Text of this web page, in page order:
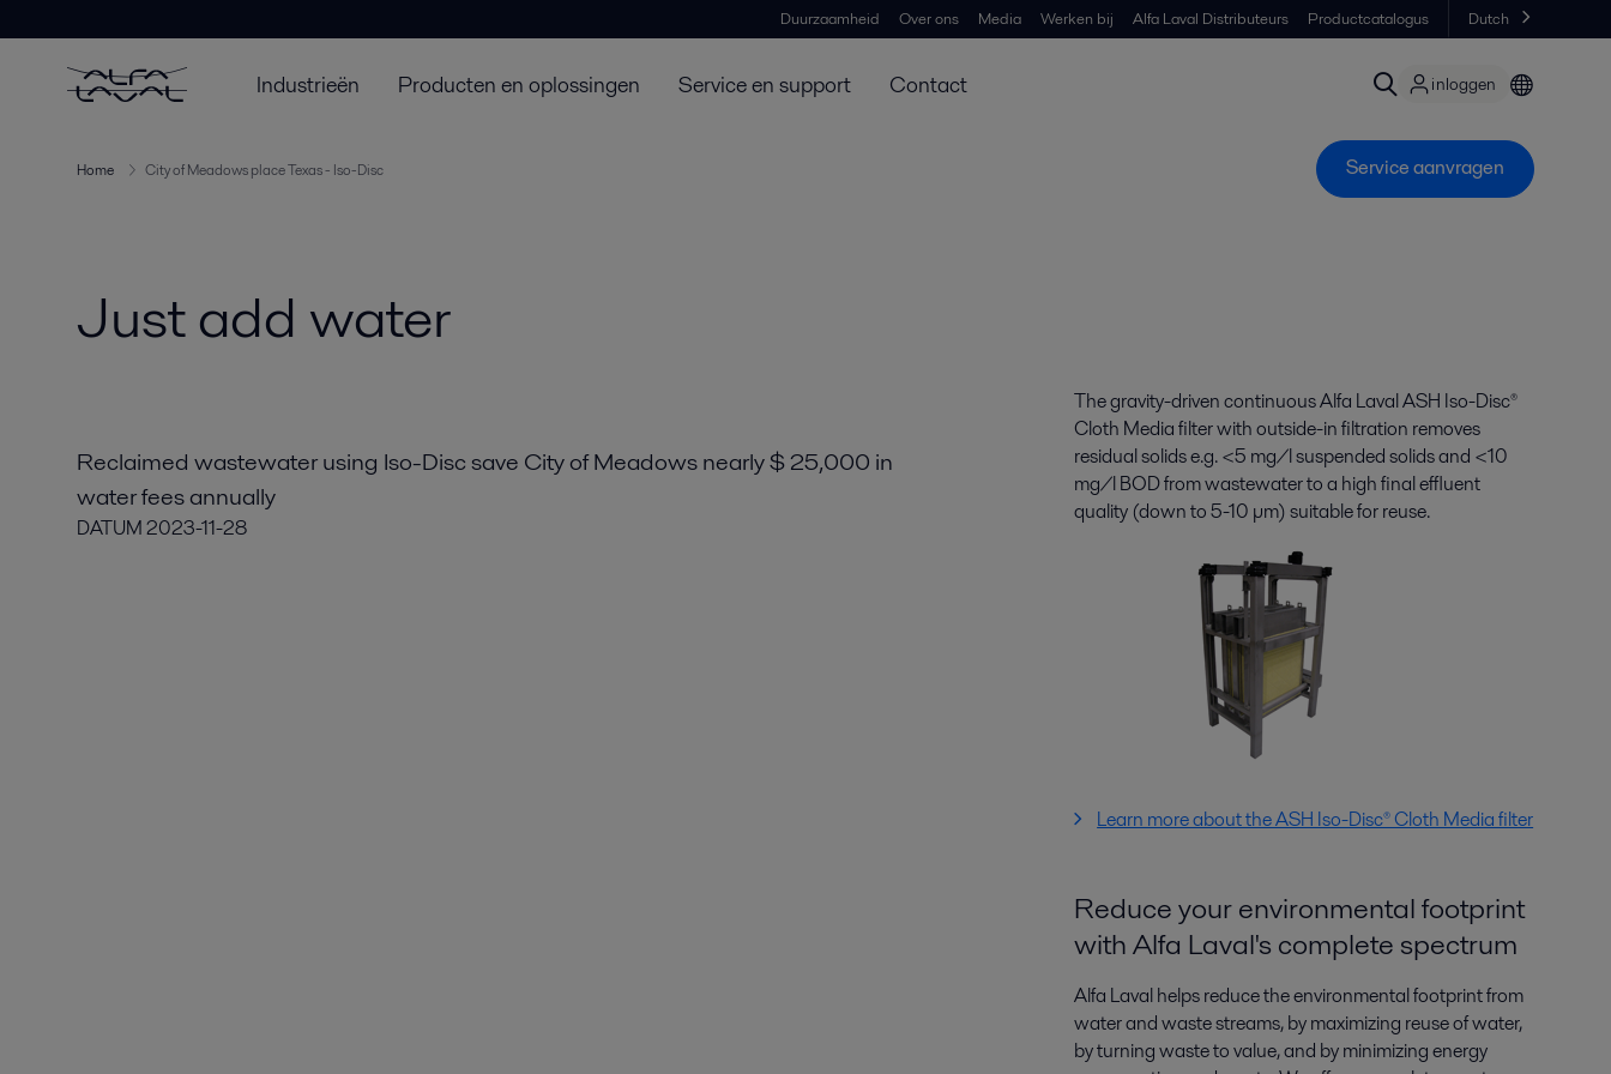
Duurzaamheid Over ons Media Werken bij Alfa Laval Distributeurs Productcatalogus Dutch
Industrieën Producten en oplossingen Service en support Contact inloggen
Home City of Meadows place Texas - Iso-Disc Service aanvragen
Just add water
Reclaimed wastewater using Iso-Disc save City of Meadows nearly $ 25,000 in
water fees annually
DATUM2023-11-28
The gravity-driven continuous Alfa Laval ASH Iso-Disc®
Cloth Media filter with outside-in filtration removes
residual solids e.g. <5 mg/l suspended solids and <10
mg/l BOD from wastewater to a high final effluent
quality (down to 5-10 µm) suitable for reuse.
Learn more about the ASH Iso-Disc® Cloth Media filter
Reduce your environmental footprint
with Alfa Laval's complete spectrum
Alfa Laval helps reduce the environmental footprint from
water and waste streams, by maximizing reuse of water,
by turning waste to value, and by minimizing energy